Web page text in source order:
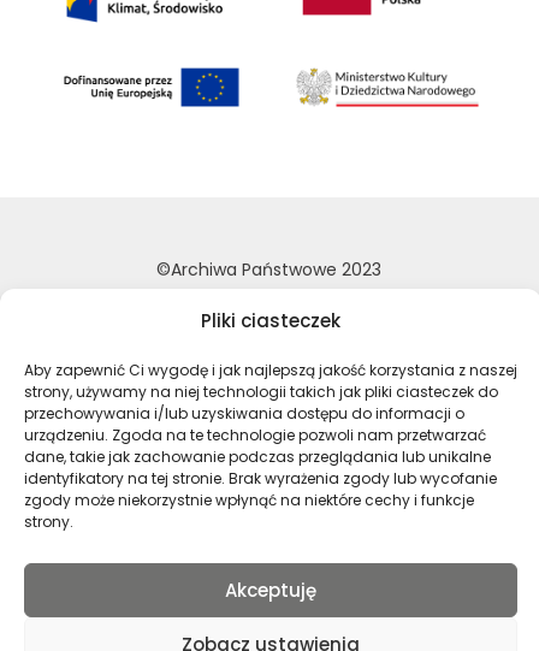
Pliki ciasteczek
Aby zapewnić Ci wygodę i jak najlepszą jakość korzystania z naszej
strony, używamy na niej technologii takich jak pliki ciasteczek do
przechowywania i/lub uzyskiwania dostępu do informacji o
urządzeniu. Zgoda na te technologie pozwoli nam przetwarzać
dane, takie jak zachowanie podczas przeglądania lub unikalne
identyfikatory na tej stronie. Brak wyrażenia zgody lub wycofanie
zgody może niekorzystnie wpłynąć na niektóre cechy i funkcje
strony.
Akceptuję
Zobacz ustawienia
©Archiwa Państwowe 2023
Polityka prywatności
Mapa strony
Profil Archiwa Państwowe w
Profil Archiwa Państwowe
Profil Archiwa
Profil Archiwa
Polski